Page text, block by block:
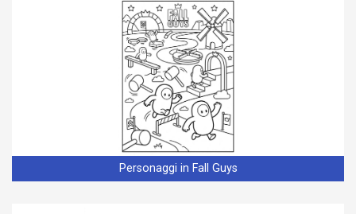
Personaggi in Fall Guys